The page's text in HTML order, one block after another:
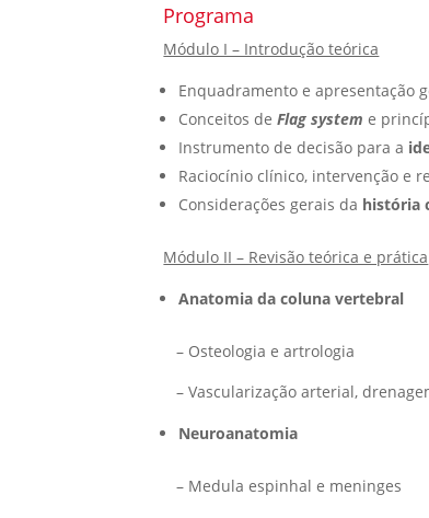
Programa
Módulo I – Introdução teórica
Enquadramento e apresentação
Conceitos deFlag system e
Instrumento de decisão para a
Raciocínio clínico, intervenção e
Considerações gerais da história
Módulo II – Revisão teórica e prática
Anatomia da coluna vertebral
– Osteologia e artrologia
– Vascularização arterial,
Neuroanatomia
– Medula espinhal e meninges